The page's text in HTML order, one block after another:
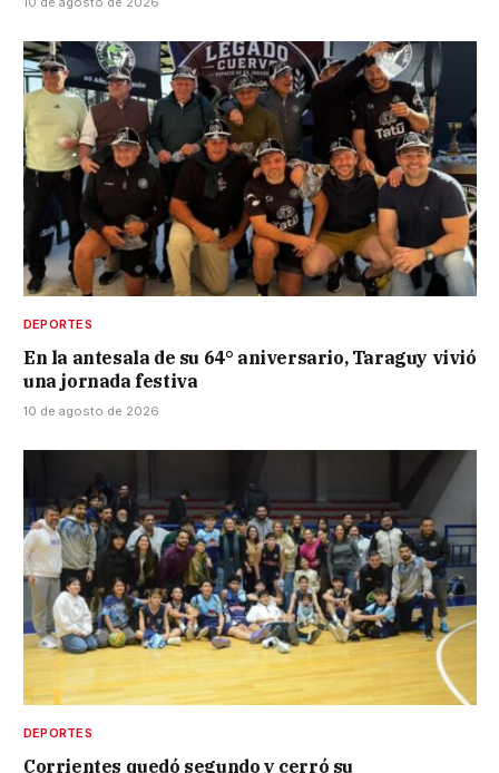
DEPORTES
En la antesala de su 64° aniversario, Taraguy vivió
una jornada festiva
10 de agosto de 2026
DEPORTES
Corrientes quedó segundo y cerró su